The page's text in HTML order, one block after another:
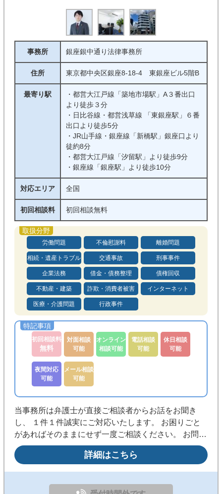
事務所 銀座銀中通り法律事務所
住所 東京都中央区銀座8-18-4 東銀座ビル5階B
最寄り駅
・都営大江戸線「築地市場駅」A３番出口
より徒歩３分
・日比谷線・都営浅草線 「東銀座駅」６番
出口より徒歩5分
・JR山手線・銀座線「新橋駅」銀座口より
徒約8分
・都営大江戸線「汐留駅」より徒歩9分
・銀座線「銀座駅」より徒歩10分
対応エリア 全国
初回相談料 初回相談無料
労働問題 不倫慰謝料 離婚問題
相続・遺産トラブル 交通事故 刑事事件
企業法務 借金・債務整理 債権回収
不動産・建築 詐欺・消費者被害 インターネット
医療・介護問題 行政事件
初回相談料
無料
対面相談
可能
オンライン
相談可能
電話相談
可能
休日相談
可能
夜間対応
可能
メール相談
可能
当事務所は弁護士が直接ご相談者からお話をお聞き
し、 １件１件誠実にご対応いたします。 お困りごと
があればそのままにせず一度ご相談ください。 お問い
合わせまたはLINEよりお気軽にご連絡ください。
詳細はこちら